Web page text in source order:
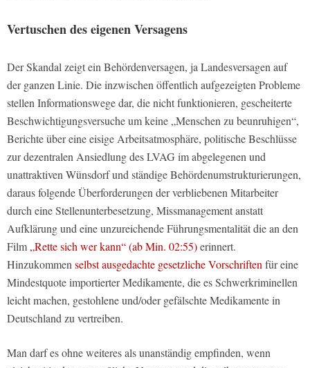
Vertuschen des eigenen Versagens
Der Skandal zeigt ein Behördenversagen, ja Landesversagen auf
der ganzen Linie. Die inzwischen öffentlich aufgezeigten Probleme
stellen Informationswege dar, die nicht funktionieren, gescheiterte
Beschwichtigungsversuche um keine „Menschen zu beunruhigen“,
Berichte über eine eisige Arbeitsatmosphäre, politische Beschlüsse
zur dezentralen Ansiedlung des LVAG im abgelegenen und
unattraktiven Wünsdorf und ständige Behördenumstrukturierungen,
daraus folgende Überforderungen der verbliebenen Mitarbeiter
durch eine Stellenunterbesetzung, Missmanagement anstatt
Aufklärung und eine unzureichende Führungsmentalität die an den
Film„Rette sich wer kann“ (ab Min. 02:55)erinnert.
Hinzukommenselbst ausgedachte gesetzliche Vorschriftenfür eine
Mindestquote importierter Medikamente, die es Schwerkriminellen
leicht machen, gestohlene und/oder gefälschte Medikamente in
Deutschland zu vertreiben.
Man darf es ohne weiteres als unanständig empfinden, wenn